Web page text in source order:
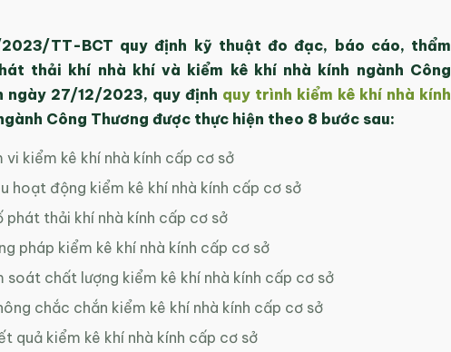
TT-BCT quy định kỹ thuật đo đạc, báo cáo, thẩm
thải khí nhà khí và kiểm kê khí nhà kính ngành Công
ngày 27/12/2023, quy định quy trình kiểm kê khí nhà kính
Công Thương được thực hiện theo 8 bước sau:
vi kiểm kê khí nhà kính cấp cơ sở
hoạt động kiểm kê khí nhà kính cấp cơ sở
phát thải khí nhà kính cấp cơ sở
pháp kiểm kê khí nhà kính cấp cơ sở
soát chất lượng kiểm kê khí nhà kính cấp cơ sở
chắc chắn kiểm kê khí nhà kính cấp cơ sở
quả kiểm kê khí nhà kính cấp cơ sở